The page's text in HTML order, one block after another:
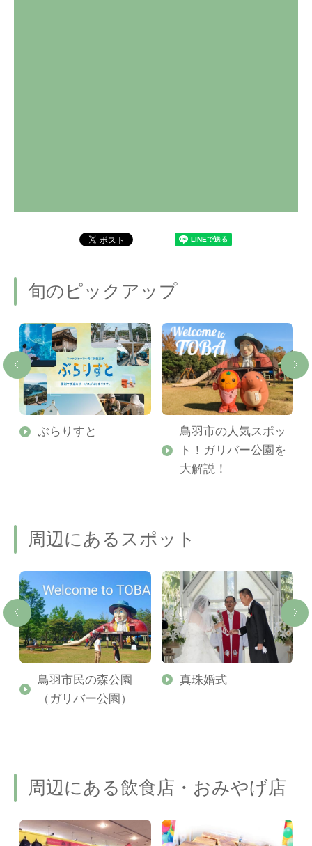
旬のピックアップ
ぶらりすと
鳥羽市の人気スポッ
ト！ガリバー公園を
大解説！
周辺にあるスポット
鳥羽市民の森公園
（ガリバー公園）
真珠婚式
周辺にある飲食店・おみやげ店